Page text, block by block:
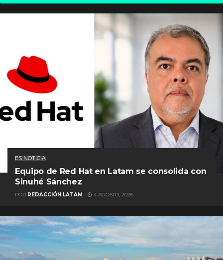
ES NOTICIA
Equipo de Red Hat en Latam se consolida con
Sinuhé Sánchez
POR REDACCIÓN LATAM 4 AGOSTO, 2026